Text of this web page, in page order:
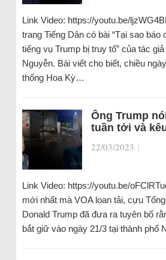
Link Video: https://youtu.be/
trang Tiếng Dân có bài “Tại sao báo
tiếng vụ Trump bị truy tố” của tác
Nguyễn. Bài viết cho biết, chiều
thống Hoa Kỳ…
Ông Trump
tuần tới và
22/03/2023 |
Link Video: https://youtu.be/
mới nhất mà VOA loan tải, cựu
Donald Trump đã đưa ra tuyên bố
bắt giữ vào ngày 21/3 tại thành phố